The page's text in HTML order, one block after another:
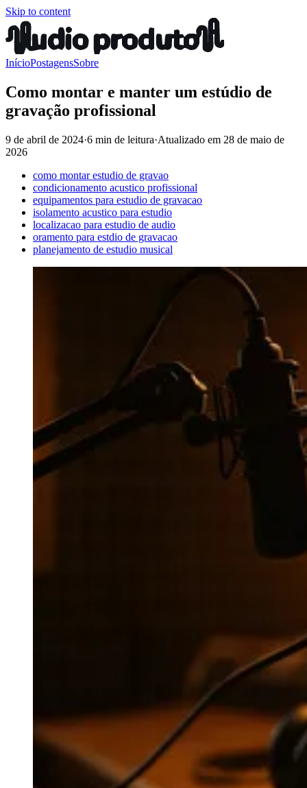
Skip to content
InícioPostagensSobre
Como montar e manter um estúdio de
gravação profissional
9 de abril de 2024·6 min de leitura·Atualizado em 28 de maio de
2026
como montar estudio de gravao
condicionamento acustico profissional
equipamentos para estudio de gravacao
isolamento acustico para estudio
localizacao para estudio de audio
oramento para estdio de gravacao
planejamento de estudio musical